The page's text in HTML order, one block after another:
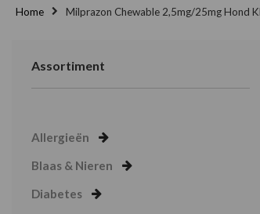
Home Milprazon Chewable 2,5mg/25mg Hond
Assortiment
Allergieën
Blaas & Nieren
Diabetes